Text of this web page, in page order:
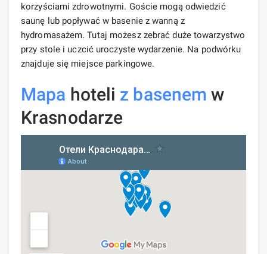
korzyściami zdrowotnymi. Goście mogą odwiedzić
saunę lub popływać w basenie z wanną z
hydromasażem. Tutaj możesz zebrać duże towarzystwo
przy stole i uczcić uroczyste wydarzenie. Na podwórku
znajduje się miejsce parkingowe.
Mapa hoteli z basenem w
Krasnodarze